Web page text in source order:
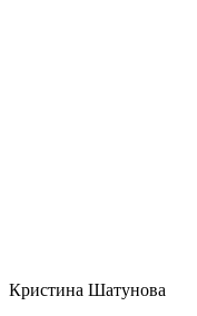
Кристина Шатунова